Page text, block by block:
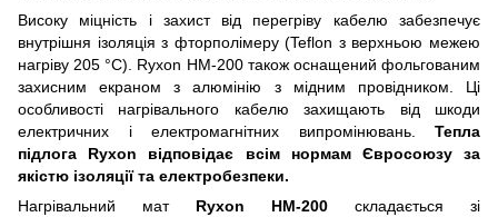
Високу міцність і захист від перегріву кабелю забезпечує
внутрішня ізоляція з фторполімеру(Teflon з верхньою межею
нагріву 205 °C). Ryxon HM-200 також оснащений фольгованим
захисним екраном з алюмінію з мідним провідником. Ці
особливості нагрівального кабелю захищають від шкоди
електричних і електромагнітних випромінювань. Тепла
підлога Ryxon відповідає всім нормам Євросоюзу за
якістю ізоляції та електробезпеки.
Нагрівальний мат Ryxon HM-200 складається зі